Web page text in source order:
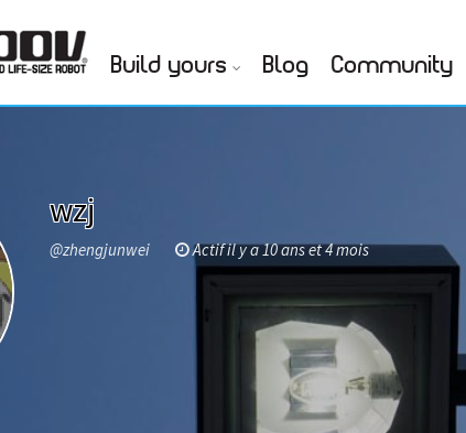
Build yours Blog Community
wzj
@zhengjunwei Actif il y a 10 ans et 4 mois